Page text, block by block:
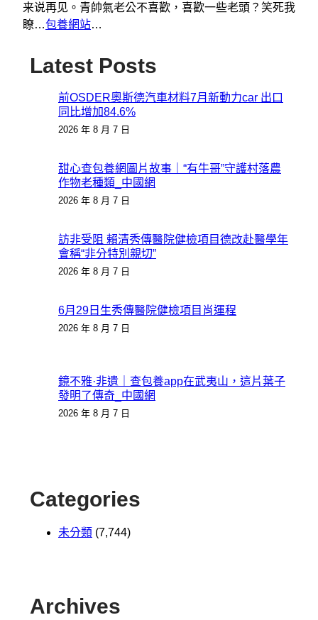
来说再见。青帥氣老公不喜歡，喜歡一些老頭？笑死我
瞭…包養網站…
Latest Posts
前OSDER奧斯德汽車材料7月新動力car 出口
同比增加84.6%
2026 年 8 月 7 日
甜心查包養網圖片故事｜“有牛哥”守護村落農
作物老種類_中國網
2026 年 8 月 7 日
訪非受阻 賴清秀傳醫院健檢項目德改赴醫學年
會稱“非分特別親切”
2026 年 8 月 7 日
6月29日生秀傳醫院健檢項目肖運程
2026 年 8 月 7 日
鏡不雅·非遺｜查包養app在武夷山，這片葉子
發明了傳奇_中國網
2026 年 8 月 7 日
Categories
未分類 (7,744)
Archives